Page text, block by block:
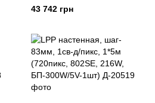
802SE, 130W, БП-130W/5V-1шт)
43 742 грн